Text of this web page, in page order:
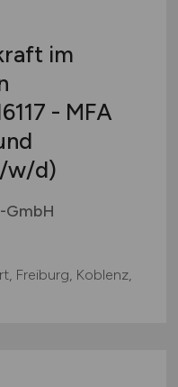
im
- MFA
w/d)
GmbH
Freiburg, Koblenz,